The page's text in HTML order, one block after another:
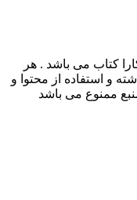
کتاب می باشد . هر
و استفاده از محتوا و
ممنوع می باشد